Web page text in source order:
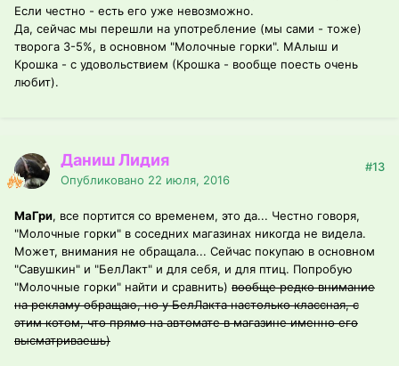
Если честно - есть его уже невозможно.
Да, сейчас мы перешли на употребление (мы сами - тоже)
творога 3-5%, в основном "Молочные горки". МАлыш и
Крошка - с удовольствием (Крошка - вообще поесть очень
любит).
Даниш Лидия
Опубликовано 22 июля, 2016
#13
МаГри, все портится со временем, это да... Честно говоря,
"Молочные горки" в соседних магазинах никогда не видела.
Может, внимания не обращала... Сейчас покупаю в основном
"Савушкин" и "БелЛакт" и для себя, и для птиц. Попробую
"Молочные горки" найти и сравнить) вообще редко внимание
на рекламу обращаю, но у БелЛакта настолько классная, с
этим котом, что прямо на автомате в магазине именно его
высматриваешь)